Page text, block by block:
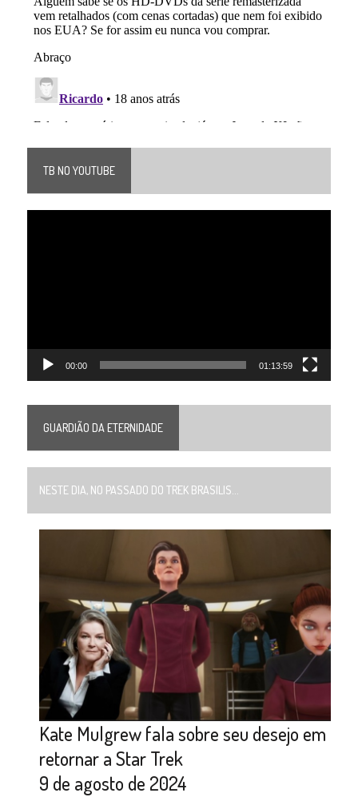
TB NO YOUTUBE
00:00 01:13:59
GUARDIÃO DA ETERNIDADE
NESTE DIA, NO PASSADO DO TREK BRASILIS...
Kate Mulgrew fala sobre seu desejo em
retornar a Star Trek
9 de agosto de 2024